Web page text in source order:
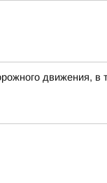
движения, в